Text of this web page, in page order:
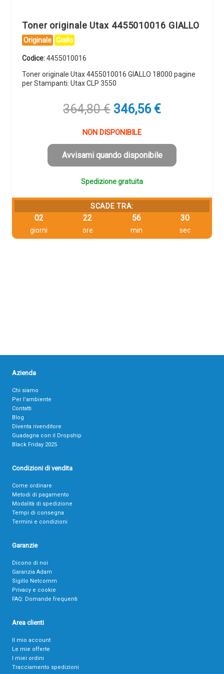
Toner originale Utax 4455010016 GIALLO
Originale Giallo
Codice:4455010016
Toner originale Utax 4455010016 GIALLO 18000 pagine
per Stampanti: Utax CLP 3550
364,80€ Il
originale
era:
364,80 €.
346,56 €Il
è:
346,56 €.
NON DISPONIBILE
Avvisami quando disponibile
Spedizione gratuita
SCADE TRA:
02
giorni
22
ore
56
min
29
sec
Azienda
Chi siamo
Per l’ambiente
Contatti
Blog
Diventa rivenditore
Guadagna con il Dropship
Black Friday 2025
Condizioni di vendita
Come ordinare
Metodi di pagamento
Modalità di spedizione
Tempi di consegna
Termini e condizioni
Garanzie
Dicono di noi
Garanzia Adam
Sigillo Netcomm
Privacy e cookie
FAQ: Domande frequenti
Area clienti
Il mio account
Le mie offerte
I miei ordini
Tracciamento spedizioni